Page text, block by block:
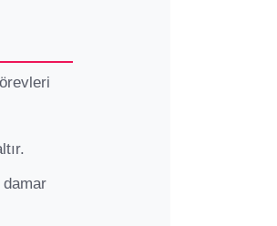
damar